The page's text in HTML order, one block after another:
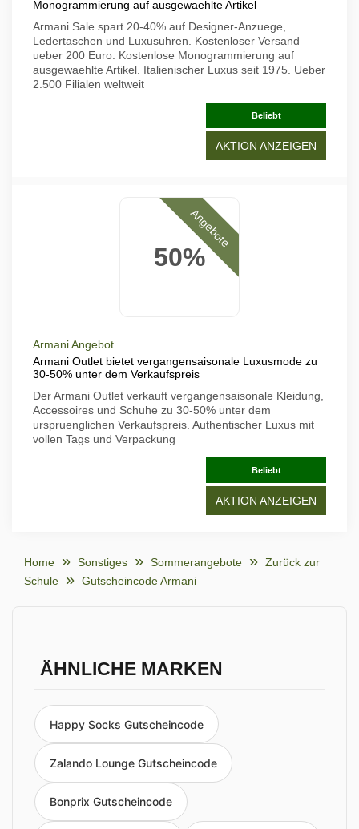
Monogrammierung auf ausgewaehlte Artikel
Armani Sale spart 20-40% auf Designer-Anzuege,
Ledertaschen und Luxusuhren. Kostenloser Versand
ueber 200 Euro. Kostenlose Monogrammierung auf
ausgewaehlte Artikel. Italienischer Luxus seit 1975. Ueber
2.500 Filialen weltweit
Beliebt
AKTION ANZEIGEN
50%
Angebote
Armani Angebot
Armani Outlet bietet vergangensaisonale Luxusmode zu
30-50% unter dem Verkaufspreis
Der Armani Outlet verkauft vergangensaisonale Kleidung,
Accessoires und Schuhe zu 30-50% unter dem
urspruenglichen Verkaufspreis. Authentischer Luxus mit
vollen Tags und Verpackung
Beliebt
AKTION ANZEIGEN
Home Sonstiges Sommerangebote
Zurück zur
Schule
Gutscheincode Armani
ÄHNLICHE MARKEN
Happy Socks Gutscheincode
Zalando Lounge Gutscheincode
Bonprix Gutscheincode